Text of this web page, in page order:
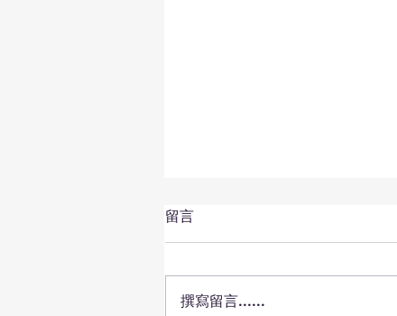
留言
撰寫留言......